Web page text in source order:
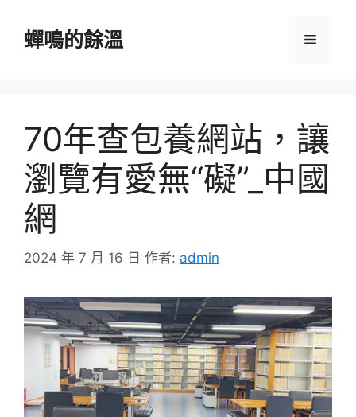
蟬鳴的餘溫 選
70年查包養網站，讓
瀏覽有愛無“礙”_中國
網
2024 年 7 月 16 日 作者: admin